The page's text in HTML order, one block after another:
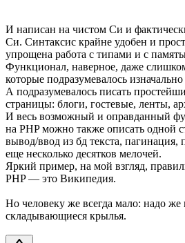
И написан на чистом Си и
Си. Синтаксис крайне удобен и
упрощена работа с типами и с
Функционал, наверное, даже
которые подразумевалось
А подразумевалось писать
страницы: блоги, гостевые, ленты,
И весь возможный и оправданный
на PHP можно также описать одной
вывод/ввод из бд текста,
еще несколько десятков мелочей.
Яркий пример, на мой взгляд,
PHP — это Википедия.
Но человеку же всегда мало: надо
складывающиеся крылья.